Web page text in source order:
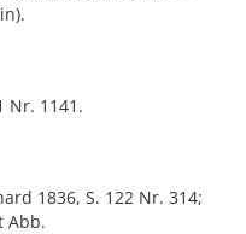
Nr. 1141.
1836, S. 122 Nr. 314;
Abb.